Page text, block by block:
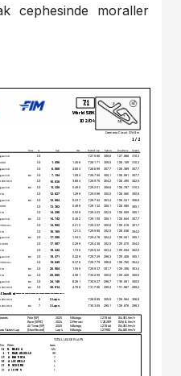
cephesinde moraller